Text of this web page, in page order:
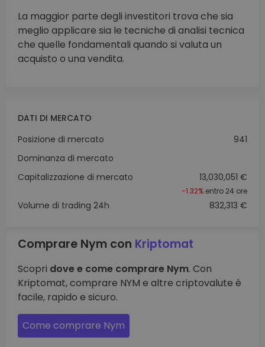
La maggior parte degli investitori trova che sia
meglio applicare sia le tecniche di analisi tecnica
che quelle fondamentali quando si valuta un
acquisto o una vendita.
DATI DI MERCATO
Posizione di mercato
941
Dominanza di mercato
Capitalizzazione di mercato
13,030,051 €
-1.32% entro 24 ore
Volume di trading 24h 832,313 €
Comprare Nym con Kriptomat
Scopri dove e come comprare Nym. Con
Kriptomat, comprare NYM e altre criptovalute è
facile, rapido e sicuro.
Come comprare Nym